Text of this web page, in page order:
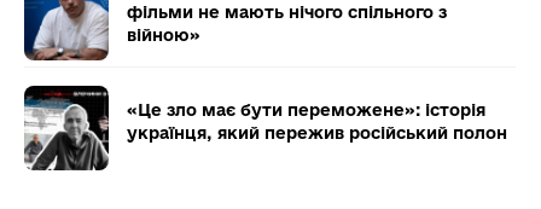
фільми не мають нічого спільного з
війною»
«Це зло має бути переможене»: історія
українця, який пережив російський полон